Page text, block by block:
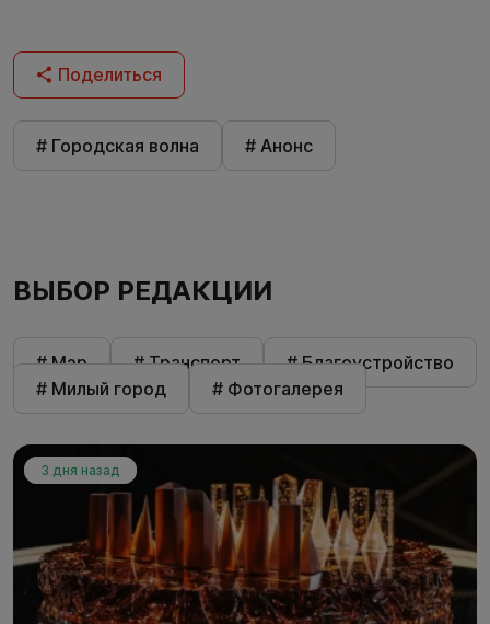
Поделиться
# Городская волна # Анонс
ВЫБОР РЕДАКЦИИ
# Мэр # Транспорт
# Благоустройство
# Милый город
# Фотогалерея
3 дня назад